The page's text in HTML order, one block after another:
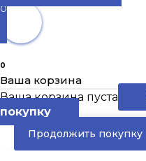
0
0
Ваша корзина
Ваша корзина пуста
покупку
Продолжить покупку